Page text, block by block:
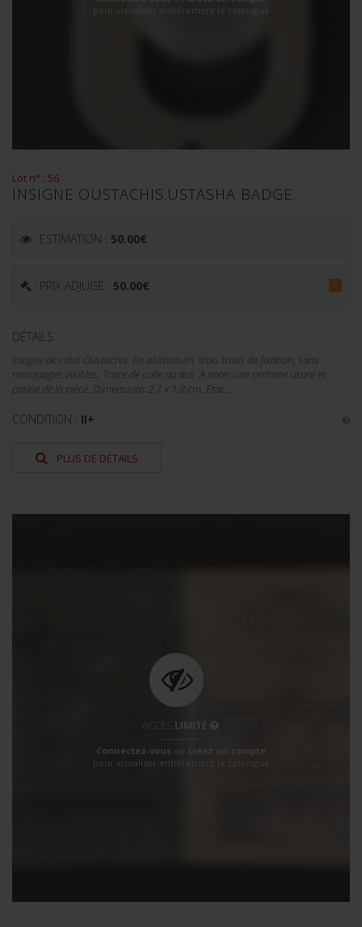
pour visualiser entièrement le catalogue
Lot n° : 56
INSIGNE OUSTACHIS.USTASHA BADGE.
ESTIMATION : 50.00€
PRIX ADJUGÉ : 50.00€ =
DÉTAILS :
Insigne de calot Oustachis. En aluminium, trois trous de fixation, sans
marquages visibles. Trace de colle au dos. A noter une certaine usure et
patine de la pièce. Dimensions 2,7 x 1,8 cm. Etat...
CONDITION : II+
PLUS DE DÉTAILS
ACCÈS LIMITÉ
Connectez-vous ou créez un compte
pour visualiser entièrement le catalogue